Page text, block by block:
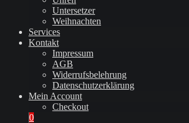
Untersetzer
Weihnachten
Services
Kontakt
Impressum
AGB
Widerrufsbelehrung
Datenschutzerklärung
Mein Account
Checkout
0